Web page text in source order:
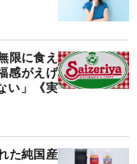
限に食え
感がえげ
い」《実
た純国産